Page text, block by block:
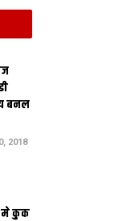
बनल
2018
मे कुक